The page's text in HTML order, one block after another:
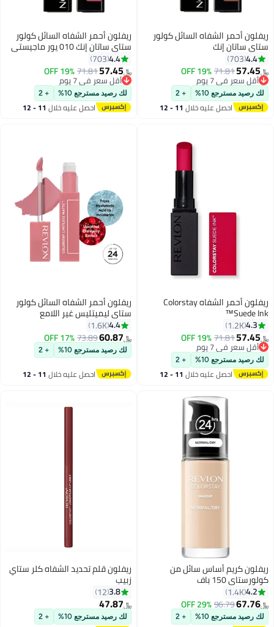
13
ريفلون أحمر الشفاه السائل كولور
ستاي ساتان إنك
4.4
703
﷼‏57.45
71.81
19% OFF
أقل سعر في 7 يوم
أقل سعر في 7 يوم
لك رصيد مسترجع 10% + 2
احصل عليه خلال 11 - 12
13
ريفلون أحمر الشفاه السائل كولور
ستاي ساتان إنك 010 يور ماجيستي
4.4
703
﷼‏57.45
71.81
19% OFF
أقل سعر في 7 يوم
أقل سعر في 7 يوم
لك رصيد مسترجع 10% + 2
احصل عليه خلال 11 - 12
7
ريفلون أحمر الشفاه Colorstay
Suede Ink™
4.3
1.2K
﷼‏57.45
71.81
19% OFF
أقل سعر في 7 يوم
أقل سعر في 7 يوم
لك رصيد مسترجع 10% + 2
احصل عليه خلال 11 - 12
16
ريفلون أحمر الشفاه السائل كولور
ستاي ليميتليس غير اللامع
4.4
1.6K
﷼‏60.87
73.89
17% OFF
لك رصيد مسترجع 10% + 2
احصل عليه خلال 11 - 12
10
ريفلون كريم أساس سائل من
كولورستاي 150 باف
4.2
1.4K
﷼‏67.76
96.79
29% OFF
لك رصيد مسترجع 10% + 2
3
ريفلون قلم تحديد الشفاه كلر ستاي
زبيب
3.8
12
﷼‏47.87
لك رصيد مسترجع 10% + 2